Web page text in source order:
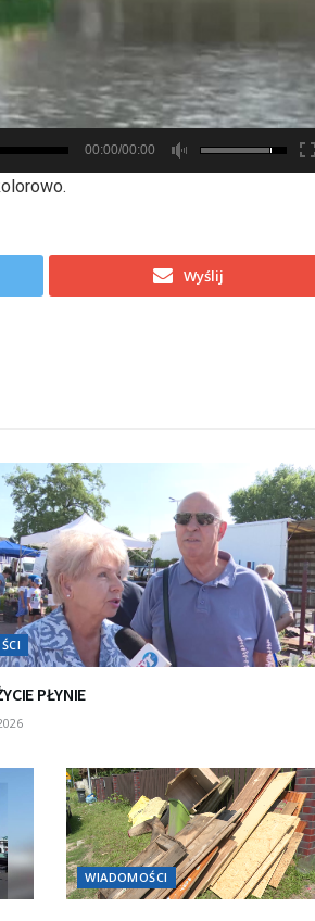
00:00/00:00
Wyślij
PŁYNIE
WIADOMOŚCI